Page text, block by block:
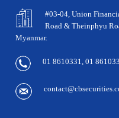
#03-04, Union
Road & Theinphyu
Myanmar.
01 8610331, 01